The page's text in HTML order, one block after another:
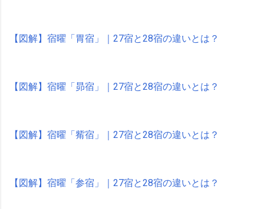
【図解】宿曜「胃宿」｜27宿と28宿の違いとは？
【図解】宿曜「昴宿」｜27宿と28宿の違いとは？
【図解】宿曜「觜宿」｜27宿と28宿の違いとは？
【図解】宿曜「参宿」｜27宿と28宿の違いとは？